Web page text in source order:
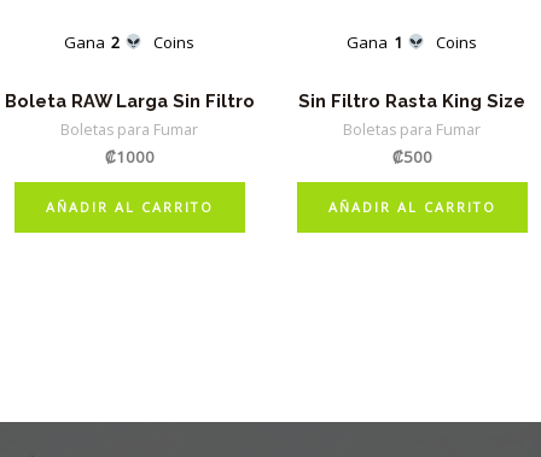
pueden
página
Gana 2 Coins
Boleta RAW Larga Sin Filtro
Boletas para Fumar
₡1000
AÑADIR AL CARRITO
Gana 1 Coins
Sin Filtro Rasta King Size
Boletas para Fumar
₡500
AÑADIR AL CARRITO